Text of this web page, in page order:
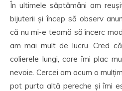
În ultimele săptămâni am
bijuterii și încep să observ
că nu mi-e teamă să încerc
am mai mult de lucru. Cred
colierele lungi, care îmi plac
nevoie. Cercei am acum o
pot purta altă pereche și îmi